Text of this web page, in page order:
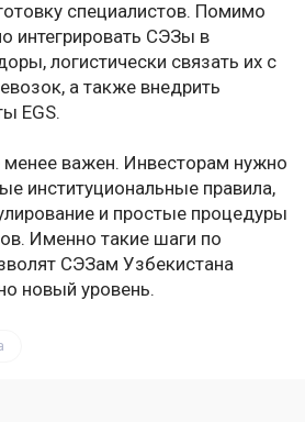
специалистов. Помимо
интегрировать СЭЗы в
логистически связать их с
а также внедрить
EGS.
менее важен. Инвесторам нужно
институциональные правила,
и простые процедуры
Именно такие шаги по
СЭЗам Узбекистана
новый уровень.